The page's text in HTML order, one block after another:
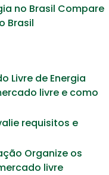
no Brasil Compare
Brasil
Livre de Energia
livre e como
requisitos e
Organize os
livre